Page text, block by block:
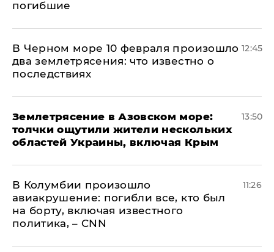
погибшие
В Черном море 10 февраля произошло
два землетрясения: что известно о
последствиях
12:45
Землетрясение в Азовском море:
толчки ощутили жители нескольких
областей Украины, включая Крым
13:50
В Колумбии произошло
авиакрушение: погибли все, кто был
на борту, включая известного
политика, – CNN
11:26